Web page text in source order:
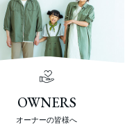
OWNERS
オーナーの皆様へ